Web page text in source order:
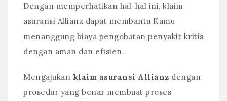
Dengan memperhatikan hal-hal ini, klaim
asuransi Allianz dapat membantu Kamu
menanggung biaya pengobatan penyakit kritis
dengan aman dan efisien.
Mengajukan klaim asuransi Allianz dengan
prosedur yang benar membuat proses